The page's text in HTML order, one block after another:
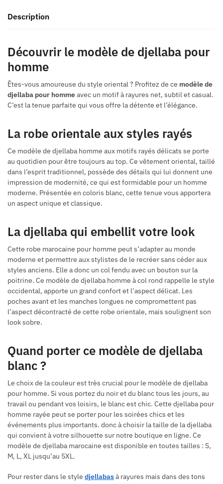
Description
Découvrir le modèle de djellaba pour
homme
Êtes-vous amoureuse du style oriental ? Profitez de ce modèle de
djellaba pour hommeavec un motif à rayures net, subtil et casual.
C’est la tenue parfaite qui vous offre la détente et l’élégance.
La robe orientale aux styles rayés
Ce modèle de djellaba homme aux motifs rayés délicats se porte
au quotidien pour être toujours au top. Ce vêtement oriental, taillé
dans l’esprit traditionnel, possède des détails qui lui donnent une
impression de modernité, ce qui est formidable pour un homme
moderne. Présentée en coloris blanc, cette tenue vous apportera
un aspect unique et classique.
La djellaba qui embellit votre look
Cette robe marocaine pour homme peut s’adapter au monde
moderne et permettre aux stylistes de le recréer sans céder aux
styles anciens. Elle a donc un col fendu avec un bouton sur la
poitrine. Ce modèle de djellaba homme à col rond rappelle le style
occidental, apporte un grand confort et l’aspect délicat. Les
poches avant et les manches longues ne compromettent pas
l’aspect décontracté de cette robe orientale, mais soulignent son
look sobre.
Quand porter ce modèle de djellaba
blanc ?
Le choix de la couleur est très crucial pour le modèle de djellaba
pour homme. Si vous portez du noir et du blanc tous les jours, au
travail ou pendant vos loisirs, le blanc est chic. Cette djellaba pour
homme rayée peut se porter pour les soirées chics et les
événements plus importants. donc à choisir la taille de la djellaba
qui convient à votre silhouette sur notre boutique en ligne. Ce
modèle de djellaba marocaine est disponible en toutes tailles : S,
M, L, XL jusqu’au 5XL.
Pour rester dans le style djellabasà rayures mais dans des tons